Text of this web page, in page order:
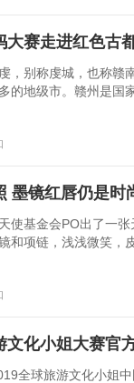
大赛走进红色古
别称虔城，也称赣
的地级市。赣州是国
墨镜红唇仍是时
基金会PO出了一张
和项链，浅浅微笑，
文化小姐大赛官
球旅游文化小姐中